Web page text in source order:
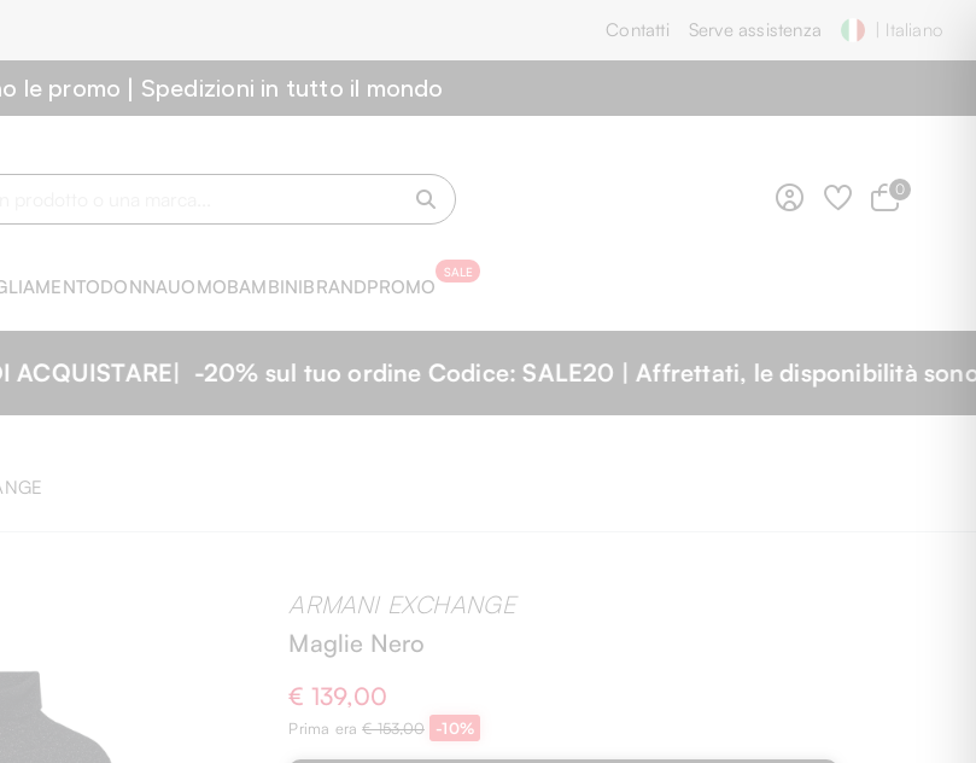
Contatti Serve assistenza | Italiano
le promo | Spedizioni in tutto il mondo
0
DONNAUOMOBAMBINIBRANDPROMO
SALE
SALE20 | Affrettati, le disponibilità sono limitate
ARMANI EXCHANGE
Maglie Nero
€ 139,00
Prima era€ 153,00 -10%